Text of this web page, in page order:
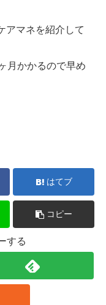
アマネを紹介して
月かかるので早め
はてブ
コピー
する